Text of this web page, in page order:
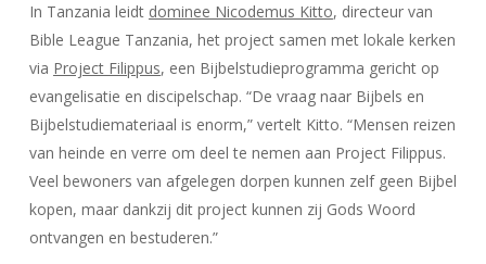
In Tanzania leidt dominee Nicodemus Kitto, directeur van
Bible League Tanzania, het project samen met lokale kerken
via Project Filippus, een Bijbelstudieprogramma gericht op
evangelisatie en discipelschap. “De vraag naar Bijbels en
Bijbelstudiemateriaal is enorm,” vertelt Kitto. “Mensen reizen
van heinde en verre om deel te nemen aan Project Filippus.
Veel bewoners van afgelegen dorpen kunnen zelf geen Bijbel
kopen, maar dankzij dit project kunnen zij Gods Woord
ontvangen en bestuderen.”